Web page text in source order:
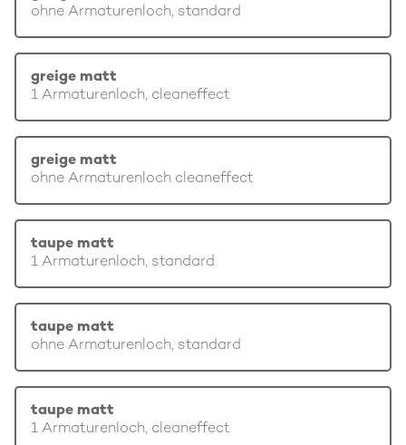
ohne Armaturenloch, standard
greige matt
1 Armaturenloch, cleaneffect
greige matt
ohne Armaturenloch cleaneffect
taupe matt
1 Armaturenloch, standard
taupe matt
ohne Armaturenloch, standard
taupe matt
1 Armaturenloch, cleaneffect